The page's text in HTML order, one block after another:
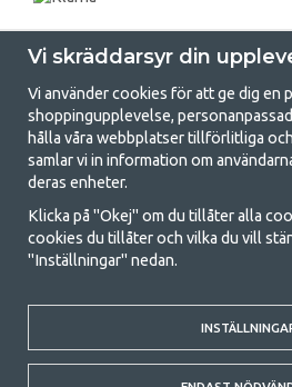
GetCamping.se - Din
och
Att campa kan antingen vara en livsstil
för ett gemensamt äventyr. Oavsett
med att campa så därför erbjuder vi
husvagnstält och all annan utrustning
mål är att i varje priskategori erbjuda
gällande kvalitet och funktionalitet. Ta
Vi skräddarsyr din
Vi använder cookies för att ge dig en
shoppingupplevelse,
hålla våra webbplatser tillförlitliga
samlar vi in information om
deras enheter.
Klicka på "Okej" om du tillåter alla
cookies du tillåter och vilka du vill
"Inställningar" nedan.